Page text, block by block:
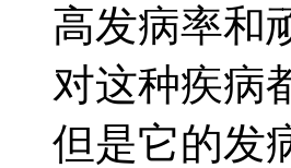
高发病率和
对这种疾病
但是它的发